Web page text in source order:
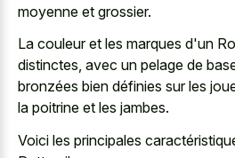
moyenne et grossier.
La couleur et les marques d'un
distinctes, avec un pelage de
bronzées bien définies sur les
la poitrine et les jambes.
Voici les principales